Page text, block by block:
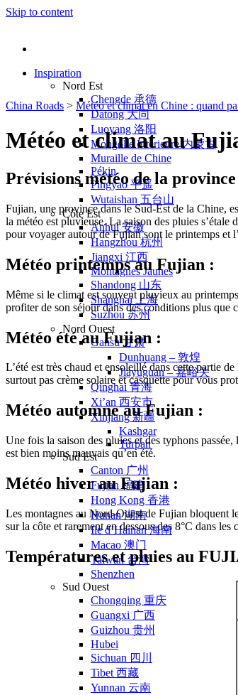
Skip to content
Inspiration
Nord Est
Chengde 承德
Datong 大同
Luoyang 洛阳
Mongolie Intérieure 内蒙古
Muraille de Chine
Pékin
Pingyao 平遥
Wutaishan 五台山
Côte Est
Anhui 安徽
Hangzhou 杭州
Jiangxi 江西
Montagnes Jaunes
Shandong 山东
Shanghai 上海
Suzhou 苏州
Nord Ouest
Gansu 甘肃
Dunhuang – 敦煌
Jiayuguan – 嘉峪关
Qinghai 青海
Xi’an 西安市
Xinjiang 新疆
Kashgar
Turpan
Sud Est
Canton 广州
Fujian 福建
Hong Kong 香港
Hunan 湖南
Ile d’Hainan 海南
Macao 澳门
Taïwan 台湾
Shenzhen
Sud Ouest
Chongqing 重庆
Guangxi 广西
Guizhou 贵州
Hubei
Sichuan 四川
Tibet 西藏
Yunnan 云南
China Roads > Météo et climat en Chine : quand
Météo et climat au
Prévisions météo de la
Fujian, une province dans le Sud-Est de la Chine,
la météo est pluvieuse. La saison des pluies
pour voyager autour de Fujian sont le printemps et
Météo printemps au Fujian :
Même si le climat est souvent pluvieux au
profiter de son séjour dans des conditions plus que
Météo été au Fujian :
L’été est très chaud et ensoleillé dans cette partie
surtout pas crème solaire et casquette pour vous
Météo automne au Fujian :
Une fois la saison des pluies et des typhons
est bien moins mauvais qu’en été.
Météo hiver au Fujian :
Les montagnes au Nord-Ouest de Fujian bloquent
sur la côte et rarement en dessous des 8°C dans
Températures et pluies au